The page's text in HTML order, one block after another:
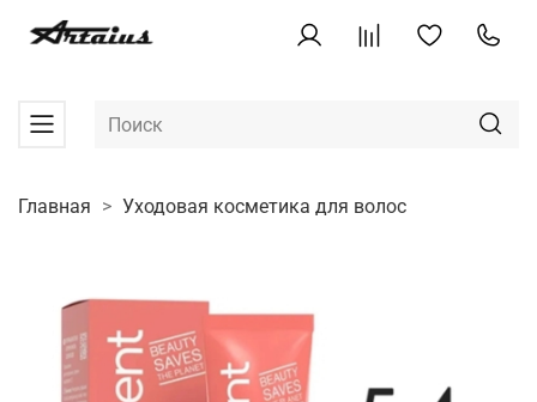
Главная Уходовая косметика для волос